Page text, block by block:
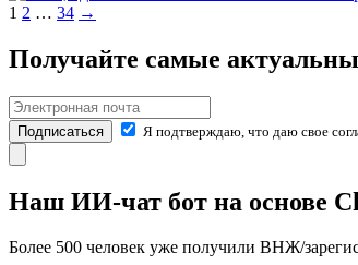
Навигация
по
записям
1 2 … 34 →
Получайте самые
Подписаться Я подтверждаю, что даю свое
Наш ИИ-чат бот на основе
Более 500 человек уже получили ВНЖ/